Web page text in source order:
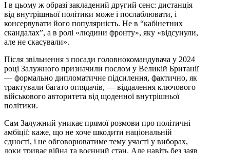
І в цьому ж образі закладений другий сенс: дистанція
від внутрішньої політики може і послаблювати, і
консервувати його популярність. Не в “кабінетних
скандалах”, а в ролі «людини фронту», яку «відсунули,
але не скасували».
Після звільнення з посади головнокомандувача у 2024
році Залужного призначили послом у Великій Британії
— формально дипломатичне підсилення, фактично, як
трактували багато оглядачів, — віддалення ключового
військового авторитета від щоденної внутрішньої
політики.
Сам Залужний уникає прямої розмови про політичні
амбіції: каже, що не хоче шкодити національній
єдності, і не обговорюватиме тему участі у виборах,
доки триває війна та воєнний стан. Але навіть без заяв